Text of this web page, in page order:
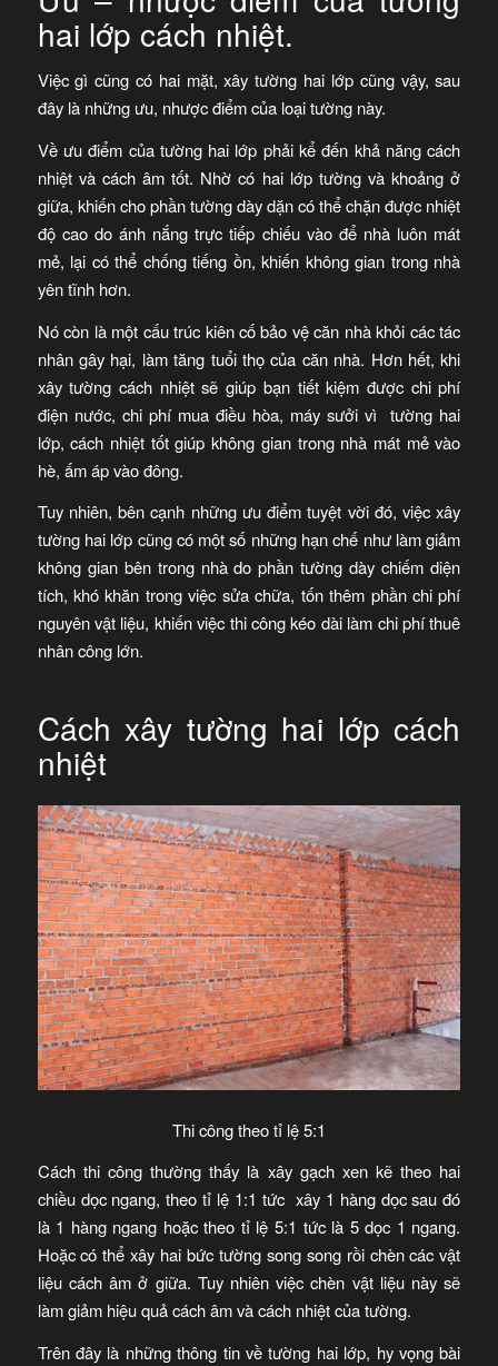
hai lớp cách nhiệt.
Việc gì cũng có hai mặt, xây tường hai lớp cũng vậy, sau
đây là những ưu, nhược điểm của loại tường này.
Về ưu điểm của tường hai lớp phải kể đến khả năng cách
nhiệt và cách âm tốt. Nhờ có hai lớp tường và khoảng ở
giữa, khiến cho phần tường dày dặn có thể chặn được nhiệt
độ cao do ánh nắng trực tiếp chiếu vào để nhà luôn mát
mẻ, lại có thể chống tiếng ồn, khiến không gian trong nhà
yên tĩnh hơn.
Nó còn là một cấu trúc kiên cố bảo vệ căn nhà khỏi các tác
nhân gây hại, làm tăng tuổi thọ của căn nhà. Hơn hết, khi
xây tường cách nhiệt sẽ giúp bạn tiết kiệm được chi phí
điện nước, chi phí mua điều hòa, máy sưởi vì tường hai
lớp, cách nhiệt tốt giúp không gian trong nhà mát mẻ vào
hè, ấm áp vào đông.
Tuy nhiên, bên cạnh những ưu điểm tuyệt vời đó, việc xây
tường hai lớp cũng có một số những hạn chế như làm giảm
không gian bên trong nhà do phần tường dày chiếm diện
tích, khó khăn trong việc sửa chữa, tốn thêm phần chi phí
nguyên vật liệu, khiến việc thi công kéo dài làm chi phí thuê
nhân công lớn.
Cách xây tường hai lớp cách
nhiệt
Thi công theo tỉ lệ 5:1
Cách thi công thường thấy là xây gạch xen kẽ theo hai
chiều dọc ngang, theo tỉ lệ 1:1 tức xây 1 hàng dọc sau đó
là 1 hàng ngang hoặc theo tỉ lệ 5:1 tức là 5 dọc 1 ngang.
Hoặc có thể xây hai bức tường song song rồi chèn các vật
liệu cách âm ở giữa. Tuy nhiên việc chèn vật liệu này sẽ
làm giảm hiệu quả cách âm và cách nhiệt của tường.
Trên đây là những thông tin về tường hai lớp, hy vọng bài